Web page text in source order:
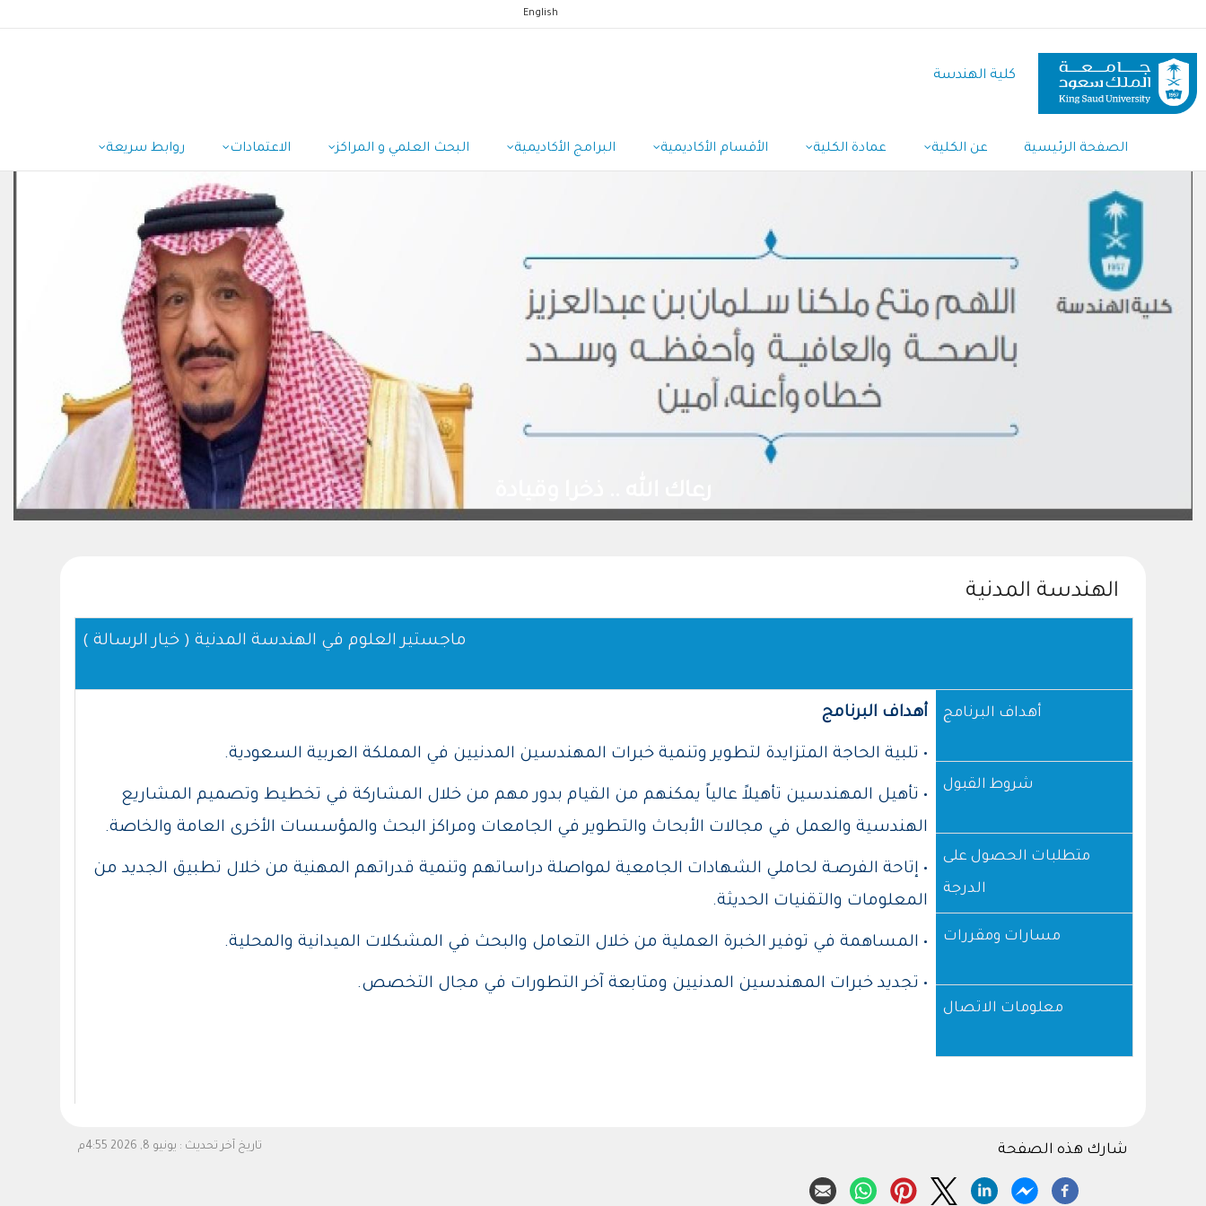
المحتوى
الرئيسي
English
كلية الهندسة
Navigation
الصفحة الرئيسية عن الكلية عمادة الكلية الأقسام الأكاديمية البرامج الأكاديمية البحث العلمي و المراكز الاعتمادات روابط سريعة
الهندسة المدنية
( ماجستير العلوم في الهندسة المدنية ( خيار الرسالة
أهداف البرنامج
• تلبية الحاجة المتزايدة لتطوير وتنمية خبرات المهندسين المدنيين في المملكة العربية السعودية.
• تأهيل المهندسين تأهيلاً عالياً يمكنهم من القيام بدور مهم من خلال المشاركة في تخطيط وتصميم المشاريع
الهندسية والعمل في مجالات الأبحاث والتطوير في الجامعات ومراكز البحث والمؤسسات الأخرى العامة والخاصة.
• إتاحة الفرصـة لحاملي الشهادات الجامعية لمواصلة دراساتهم وتنمية قدراتهم المهنية من خلال تطبيق الجديد من
المعلومات والتقنيات الحديثة.
• المساهمة في توفير الخبرة العملية من خلال التعامل والبحث في المشكلات الميدانية والمحلية.
• تجديد خبرات المهندسين المدنيين ومتابعة آخر التطورات في مجال التخصص.
أهداف البرنامج
شروط القبول
متطلبات الحصول على
الدرجة
مسارات ومقررات
معلومات الاتصال
تاريخ آخر تحديث : يونيو 8, 2026 4:55م شارك هذه الصفحة